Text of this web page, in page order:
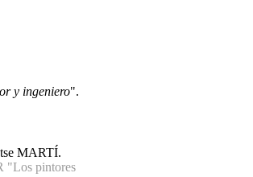
y ingeniero".
MARTÍ.
"Los pintores